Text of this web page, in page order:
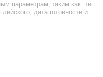
параметрам, таким как: тип
дата готовности и